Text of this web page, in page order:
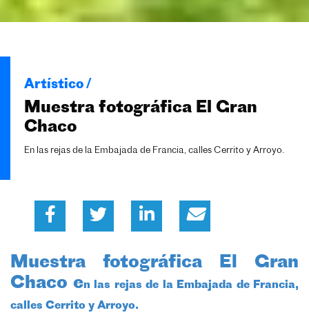
Artístico /
Muestra fotográfica El Gran
Chaco
En las rejas de la Embajada de Francia, calles Cerrito y Arroyo.
Muestra fotográfica El Gran
Chaco en las rejas de la Embajada de Francia,
calles Cerrito y Arroyo.